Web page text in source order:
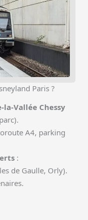
Paris ?
la-Vallée Chessy
A4, parking
:
de Gaulle, Orly).